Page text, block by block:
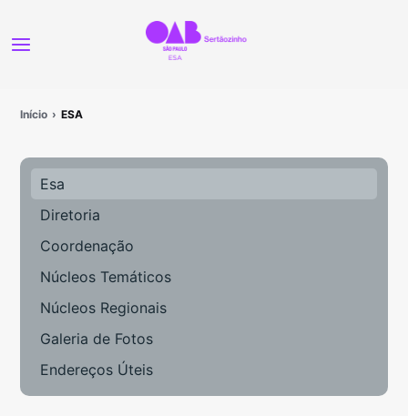
Início ESA
Esa
Diretoria
Coordenação
Núcleos Temáticos
Núcleos Regionais
Galeria de Fotos
Endereços Úteis